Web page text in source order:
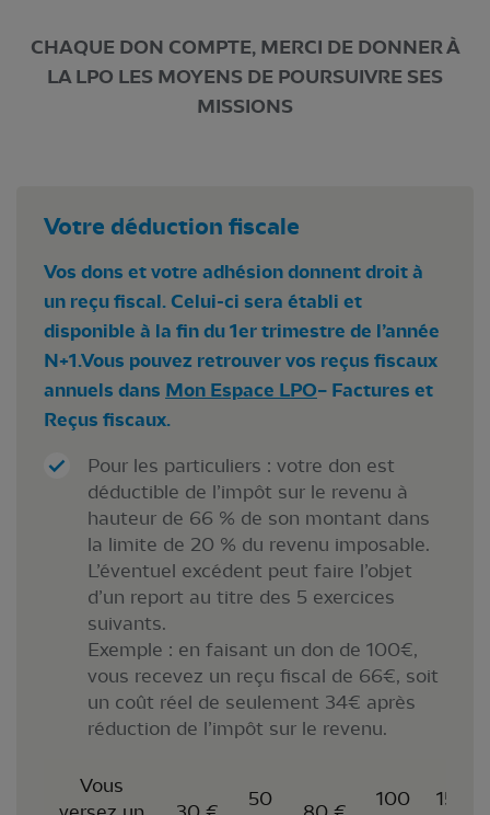
CHAQUE DON COMPTE, MERCI DE DONNER À
LA LPO LES MOYENS DE POURSUIVRE SES
MISSIONS
Votre déduction fiscale
Vos dons et votre adhésion donnent droit à
un reçu fiscal. Celui-ci sera établi et
disponible à la fin du 1er trimestre de l’année
N+1.Vous pouvez retrouver vos reçus fiscaux
annuels dans Mon Espace LPO– Factures et
Reçus fiscaux.
Pour les particuliers : votre don est
déductible de l’impôt sur le revenu à
hauteur de 66 % de son montant dans
la limite de 20 % du revenu imposable.
L’éventuel excédent peut faire l’objet
d’un report au titre des 5 exercices
suivants.
Exemple : en faisant un don de 100€,
vous recevez un reçu fiscal de 66€, soit
un coût réel de seulement 34€ après
réduction de l’impôt sur le revenu.
Vous
50
100
150